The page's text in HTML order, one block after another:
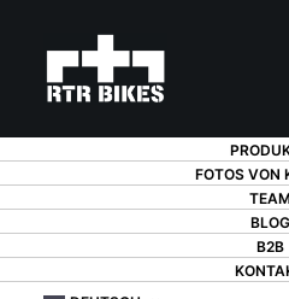
FOTOS VON
TEAM
BLOG
B2B